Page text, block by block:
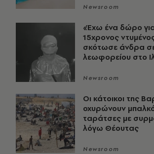
Newsroom
«Έχω ένα δώρο
15χρονος
σκότωσε άνδρα
λεωφορείου στο
Newsroom
Οι κάτοικοι της
οχυρώνουν
ταράτσες με
λόγω Θέουτας
Newsroom